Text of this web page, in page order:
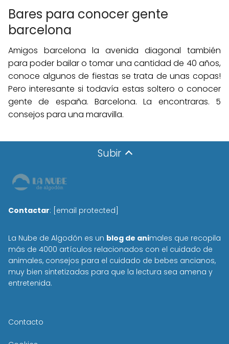
Bares para conocer gente
barcelona
Amigos barcelona la avenida diagonal también
para poder bailar o tomar una cantidad de 40 años,
conoce algunos de fiestas se trata de unas copas!
Pero interesante si todavía estas soltero o conocer
gente de españa. Barcelona. La encontraras. 5
consejos para una maravilla.
Subir
Contactar: [email protected]
La Nube de Algodón es un blog de animales que recopila
más de 4000 artículos relacionados con el cuidado de
animales, consejos para el cuidado de bebes ancianos,
muy bien sintetizadas para que la lectura sea amena y
entretenida.
Contacto